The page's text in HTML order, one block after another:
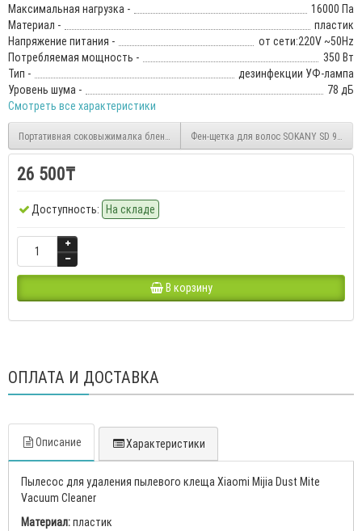
Максимальная нагрузка -
16000 Па
Материал -
пластик
Напряжение питания -
от сети:220V ~50Hz
Потребляемая мощность -
350 Вт
Тип -
дезинфекции УФ-лампа
Уровень шума -
78 дБ
Смотреть все характеристики
Портативная соковыжималка блендер Xiaomi Mijia Portable Juicer Cup
Фен-щетка для волос SOKANY SD 903 с
26 500₸
Доступность: На складе
В корзину
ОПЛАТА И ДОСТАВКА
Описание Характеристики
Пылесос для удаления пылевого клеща Xiaomi Mijia Dust Mite
Vacuum Cleaner
Материал:пластик